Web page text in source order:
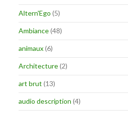
Altern'Ego (5)
Ambiance(48)
animaux(6)
Architecture(2)
art brut (13)
audio description (4)